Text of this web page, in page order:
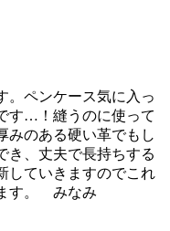
。ペンケース気に入っ
す…！縫うのに使って
みのある硬い革でもし
き、丈夫で長持ちする
していきますのでこれ
す。 みなみ